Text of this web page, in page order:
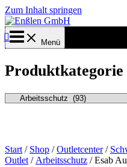
Zum Inhalt springen
Menü
Produktkategorie
Start / Shop /Outletcenter/
Outlet / Arbeitsschutz / Esab